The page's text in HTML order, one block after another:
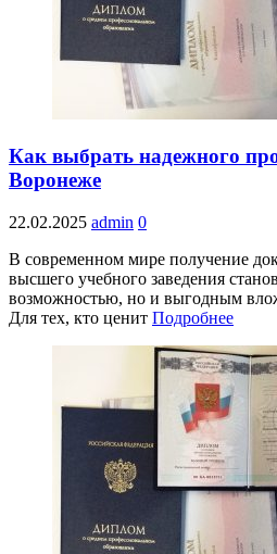
Как выбрать надежного
Воронеже
22.02.2025 admin 0
В современном мире получение
высшего учебного заведения
возможностью, но и выгодным
Для тех, кто ценит Подробнее